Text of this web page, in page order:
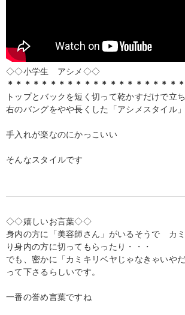
◇◇小学生 アシメ◇◇
＊＊＊＊＊＊＊＊＊＊＊＊＊＊＊＊＊＊＊＊
トップとバックを短く切って乾かすだけで立
右のバングをやや長くした「アシメスタイル」
手入れが楽なのにかっこいい
そんなスタイルです
◇◇嬉しいお言葉◇◇
身内の方に「美容師さん」がいるそうで カ
り身内の方に切ってもらったり・・・
でも、密かに「カミキリベヤじゃなきゃいや
って下さるらしいです。
一番の誉め言葉ですね